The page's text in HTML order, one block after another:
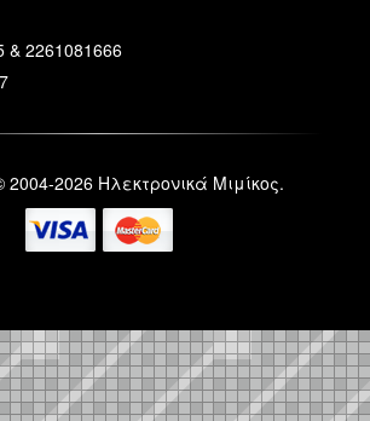
& 2261081666
2004-2026 Ηλεκτρονικά Μιμίκος.